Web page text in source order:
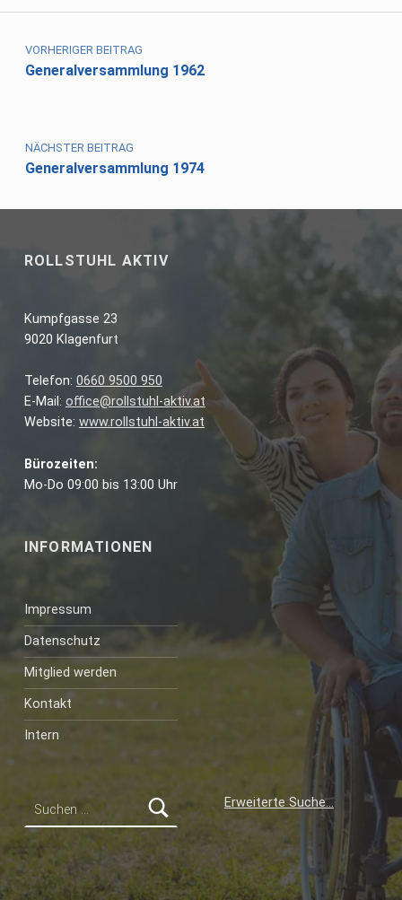
Beitragsnavigation
VORHERIGER BEITRAG
Generalversammlung 1962
NÄCHSTER BEITRAG
Generalversammlung 1974
ROLLSTUHL AKTIV
Kumpfgasse 23
9020 Klagenfurt
Telefon: 0660 9500 950
E-Mail: office@rollstuhl-aktiv.at
Website: www.rollstuhl-aktiv.at
Bürozeiten:
Mo-Do 09:00 bis 13:00 Uhr
INFORMATIONEN
Impressum
Datenschutz
Mitglied werden
Kontakt
Intern
Erweiterte Suche…